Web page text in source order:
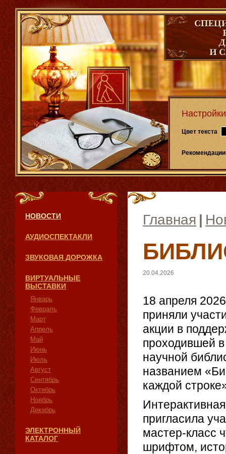
НОВОСТИ
АУДИОСПЕКТАКЛИ
ЗВУКОВАЯ ДОРОЖКА
ВИРТУАЛЬНЫЕ
ВЫСТАВКИ
Январь
Февраль
Март
Апрель
Май
Июнь
Июль
Август
Сентябрь
Октябрь
Ноябрь
Декабрь
ЭЛЕКТРОННЫЙ
КАТАЛОГ
Главная |
20.04.2026
18 апреля
приняли
акции в
проходившей
научной
названием
каждой
пригласила
мастер-класс
шрифтом,
Цвет текста